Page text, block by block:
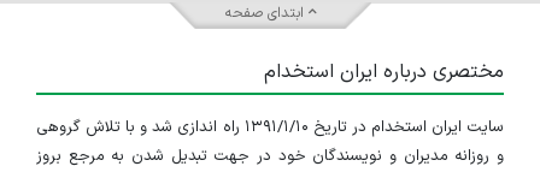
ابتدای صفحه
مختصری درباره ایران استخدام
سایت ایران استخدام در تاریخ ۱۳۹۱/۱/۱۰ راه اندازی شد و با تلاش گروهی
و روزانه مدیران و نویسندگان خود در جهت تبدیل شدن به مرجع بروز